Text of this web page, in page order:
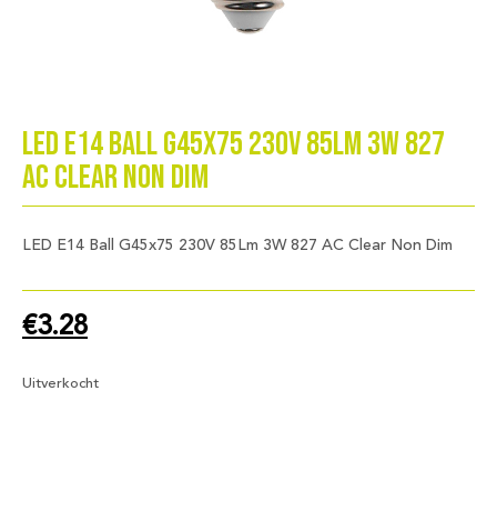
LED E14 Ball G45x75 230V 85Lm 3W 827
AC Clear Non Dim
LED E14 Ball G45x75 230V 85Lm 3W 827 AC Clear Non Dim
€3.28
Uitverkocht